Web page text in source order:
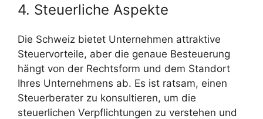
4. Steuerliche Aspekte
Die Schweiz bietet Unternehmen attraktive
Steuervorteile, aber die genaue Besteuerung
hängt von der Rechtsform und dem Standort
Ihres Unternehmens ab. Es ist ratsam, einen
Steuerberater zu konsultieren, um die
steuerlichen Verpflichtungen zu verstehen und